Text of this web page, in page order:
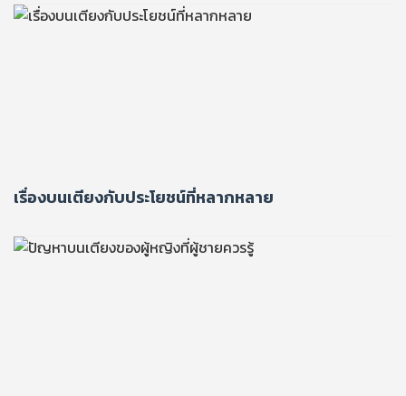
เรื่องบนเตียงกับประโยชน์ที่หลากหลาย